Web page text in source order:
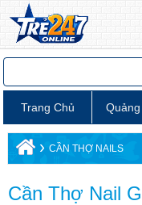
Trang Chủ
› CẦN THỢ NAILS
Cần Thợ Nail